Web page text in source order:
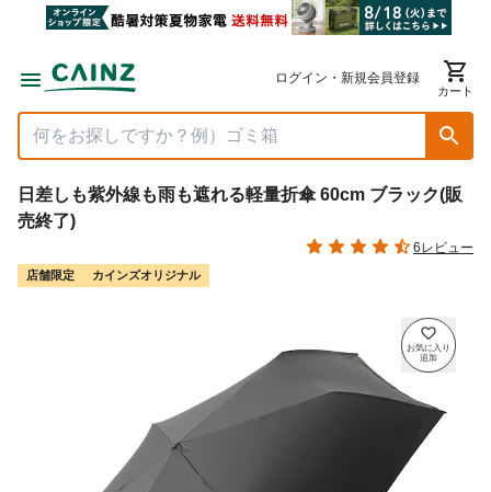
ログイン・新規会員登録
カート
日差しも紫外線も雨も遮れる軽量折傘 60cm ブラック(販
売終了)
6レビュー
店舗限定 カインズオリジナル